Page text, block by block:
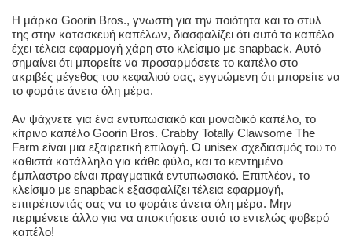
Η μάρκα Goorin Bros., γνωστή για την ποιότητα και το στυλ
της στην κατασκευή καπέλων, διασφαλίζει ότι αυτό το καπέλο
έχει τέλεια εφαρμογή χάρη στο κλείσιμο με snapback. Αυτό
σημαίνει ότι μπορείτε να προσαρμόσετε το καπέλο στο
ακριβές μέγεθος του κεφαλιού σας, εγγυώμενη ότι μπορείτε να
το φοράτε άνετα όλη μέρα.
Αν ψάχνετε για ένα εντυπωσιακό και μοναδικό καπέλο, το
κίτρινο καπέλο Goorin Bros. Crabby Totally Clawsome The
Farm είναι μια εξαιρετική επιλογή. Ο unisex σχεδιασμός του το
καθιστά κατάλληλο για κάθε φύλο, και το κεντημένο
έμπλαστρο είναι πραγματικά εντυπωσιακό. Επιπλέον, το
κλείσιμο με snapback εξασφαλίζει τέλεια εφαρμογή,
επιτρέποντάς σας να το φοράτε άνετα όλη μέρα. Μην
περιμένετε άλλο για να αποκτήσετε αυτό το εντελώς φοβερό
καπέλο!